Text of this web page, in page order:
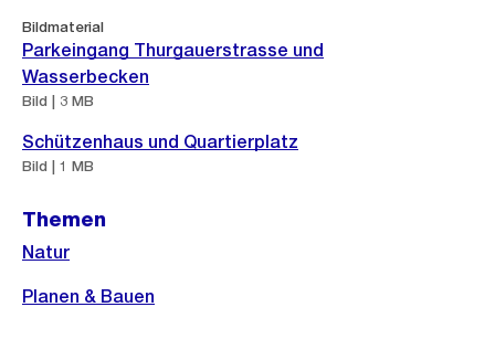
Bildmaterial
Parkeingang Thurgauerstrasse und
Wasserbecken
Bild | 3 MB
Schützenhaus und Quartierplatz
Bild | 1 MB
Themen
Natur
Planen & Bauen